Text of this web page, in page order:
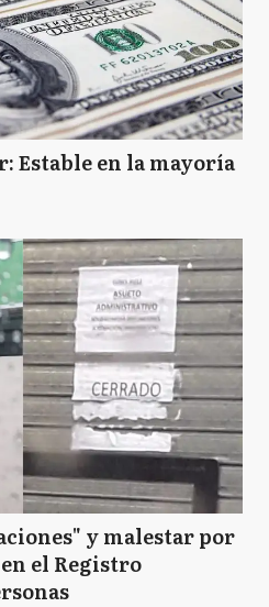
Estable en la mayoría
y malestar por
el Registro